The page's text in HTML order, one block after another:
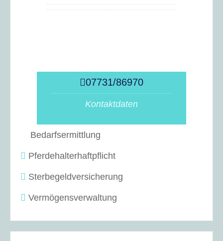
07731/86970
Kontaktdaten
Bedarfsermittlung
Pferdehalterhaftpflicht
Sterbegeldversicherung
Vermögensverwaltung